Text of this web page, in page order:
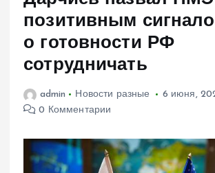
позитивным
о готовности РФ
сотрудничать
admin Новости разные
6 июня,
0 Комментарии